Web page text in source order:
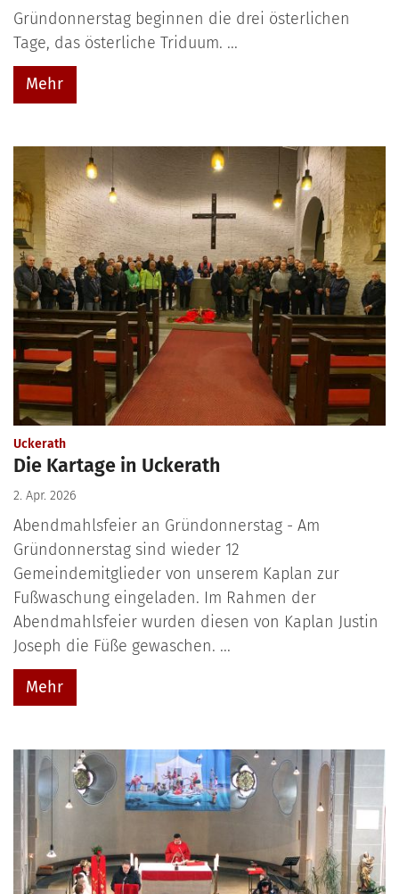
Gründonnerstag beginnen die drei österlichen
Tage, das österliche Triduum. ...
Mehr
Uckerath:
Die Kartage in Uckerath
2. Apr. 2026
Abendmahlsfeier an Gründonnerstag - Am
Gründonnerstag sind wieder 12
Gemeindemitglieder von unserem Kaplan zur
Fußwaschung eingeladen. Im Rahmen der
Abendmahlsfeier wurden diesen von Kaplan Justin
Joseph die Füße gewaschen. ...
Mehr